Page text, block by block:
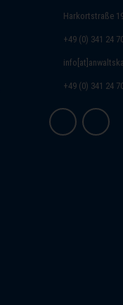
Harkortstraße
+49 (0) 341 24
+49 (0) 341 24